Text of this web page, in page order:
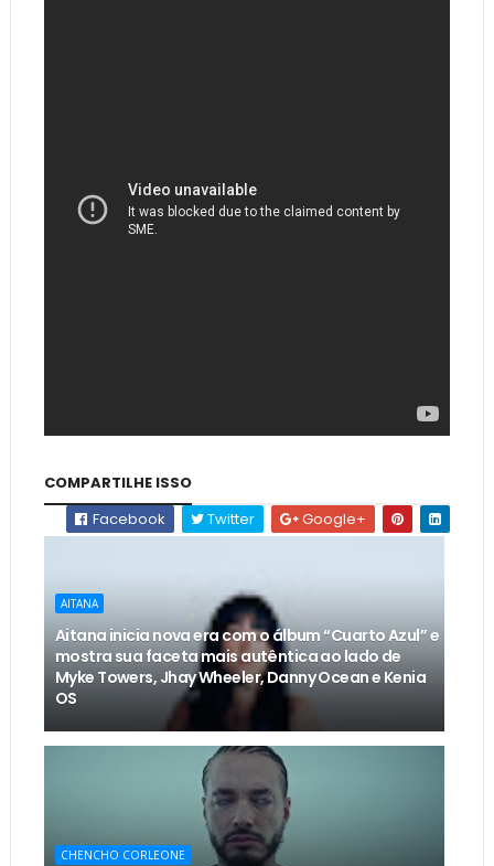
COMPARTILHE ISSO
Facebook
Twitter Google+
AITANA
Aitana inicia nova era com o álbum “Cuarto Azul” e
mostra sua faceta mais autêntica ao lado de
Myke Towers, Jhay Wheeler, Danny Ocean e Kenia
OS
CHENCHO CORLEONE